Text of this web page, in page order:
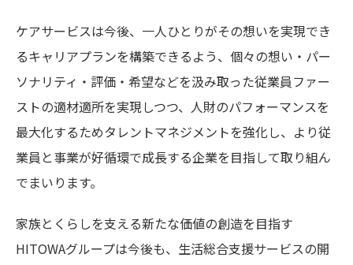
ケアサービスは今後、一人ひとりがその想いを実現でき
るキャリアプランを構築できるよう、個々の想い・パー
ソナリティ・評価・希望などを汲み取った従業員ファー
ストの適材適所を実現しつつ、人財のパフォーマンスを
最大化するためタレントマネジメントを強化し、より従
業員と事業が好循環で成長する企業を目指して取り組ん
でまいります。
家族とくらしを支える新たな価値の創造を目指す
HITOWAグループは今後も、生活総合支援サービスの開